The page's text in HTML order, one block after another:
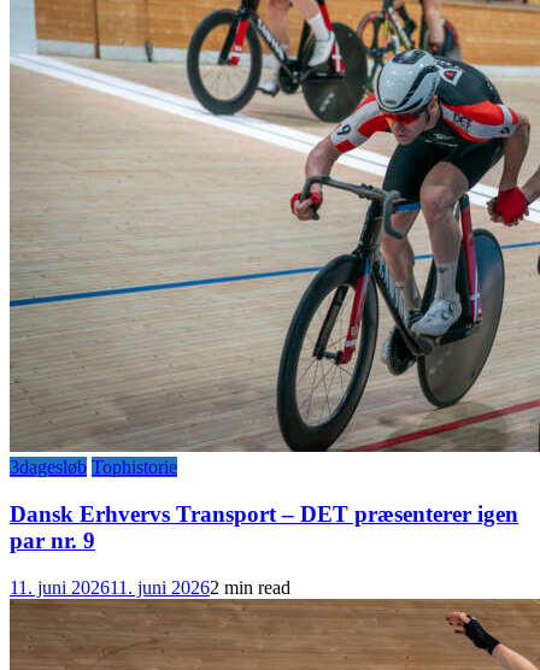
3dagesløb Tophistorie
Dansk Erhvervs Transport – DET præsenterer igen
par nr. 9
11. juni 202611. juni 20262 min read